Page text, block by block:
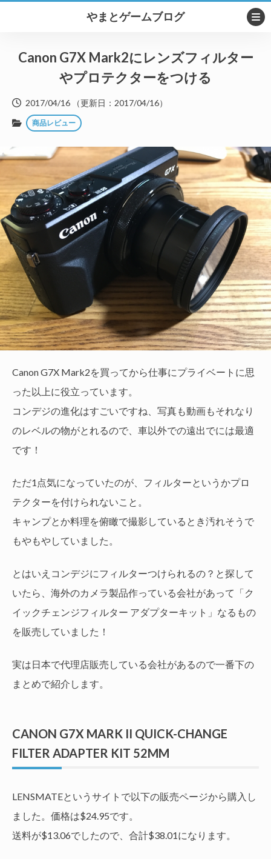
やまとゲームブログ
Canon G7X Mark2にレンズフィルター
やプロテクターをつける
2017/04/16 （更新日： 2017/04/16）
商品レビュー
Canon G7X Mark2を買ってから仕事にプライベートに思
った以上に役立っています。
コンデジの進化はすごいですね、写真も動画もそれなり
のレベルの物がとれるので、車以外での遠出でには最適
です！
ただ1点気になっていたのが、フィルターというかプロ
テクターを付けられないこと。
キャンプとか料理を俯瞰で撮影しているとき汚れそうで
もやもやしていました。
とはいえコンデジにフィルターつけられるの？と探して
いたら、海外のカメラ製品作っている会社があって「ク
イックチェンジフィルター アダプターキット」なるもの
を販売していました！
実は日本で代理店販売している会社があるので一番下の
まとめで紹介します。
CANON G7X MARK II QUICK-CHANGE
FILTER ADAPTER KIT 52MM
LENSMATEというサイトで以下の販売ページから購入し
ました。価格は$24.95です。
送料が$13.06でしたので、合計$38.01になります。